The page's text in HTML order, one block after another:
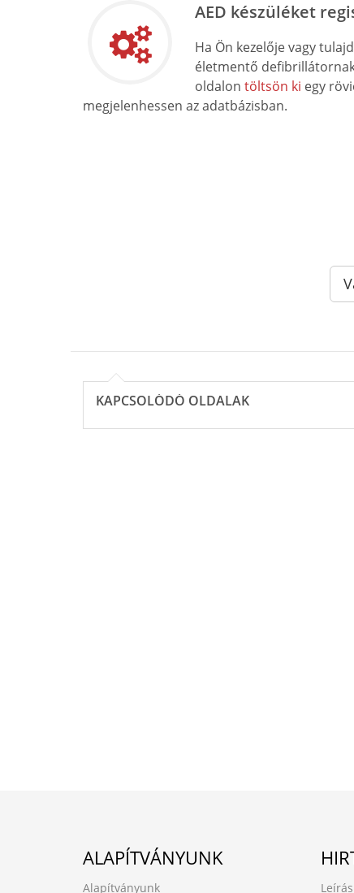
AED készüléket
Ha Ön kezelője vagy
életmentő
oldalon töltsön ki egy
megjelenhessen az adatbázisban.
KAPCSOLÓDÓ OLDALAK
ALAPÍTVÁNYUNK
Alapítványunk Leírás